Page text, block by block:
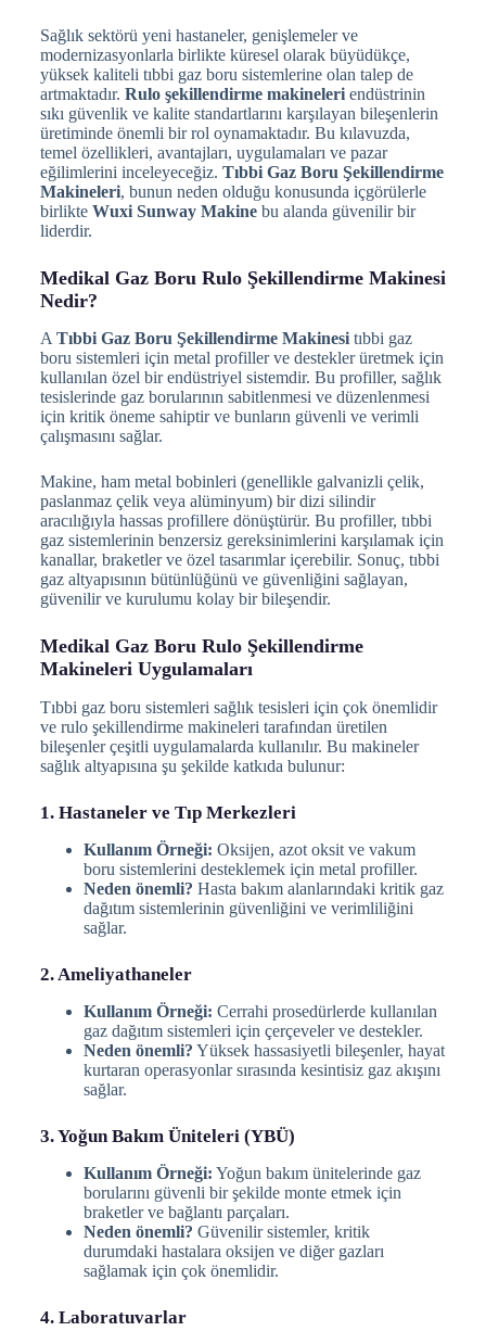
Sağlık sektörü yeni hastaneler, genişlemeler ve
modernizasyonlarla birlikte küresel olarak büyüdükçe,
yüksek kaliteli tıbbi gaz boru sistemlerine olan talep de
artmaktadır. Rulo şekillendirme makineleriendüstrinin
sıkı güvenlik ve kalite standartlarını karşılayan bileşenlerin
üretiminde önemli bir rol oynamaktadır. Bu kılavuzda,
temel özellikleri, avantajları, uygulamaları ve pazar
eğilimlerini inceleyeceğiz. Tıbbi Gaz Boru Şekillendirme
Makineleri, bunun neden olduğu konusunda içgörülerle
birlikte Wuxi Sunway Makinebu alanda güvenilir bir
liderdir.
Medikal Gaz Boru Rulo Şekillendirme Makinesi
Nedir?
A Tıbbi Gaz Boru Şekillendirme Makinesitıbbi gaz
boru sistemleri için metal profiller ve destekler üretmek için
kullanılan özel bir endüstriyel sistemdir. Bu profiller, sağlık
tesislerinde gaz borularının sabitlenmesi ve düzenlenmesi
için kritik öneme sahiptir ve bunların güvenli ve verimli
çalışmasını sağlar.
Makine, ham metal bobinleri (genellikle galvanizli çelik,
paslanmaz çelik veya alüminyum) bir dizi silindir
aracılığıyla hassas profillere dönüştürür. Bu profiller, tıbbi
gaz sistemlerinin benzersiz gereksinimlerini karşılamak için
kanallar, braketler ve özel tasarımlar içerebilir. Sonuç, tıbbi
gaz altyapısının bütünlüğünü ve güvenliğini sağlayan,
güvenilir ve kurulumu kolay bir bileşendir.
Medikal Gaz Boru Rulo Şekillendirme
Makineleri Uygulamaları
Tıbbi gaz boru sistemleri sağlık tesisleri için çok önemlidir
ve rulo şekillendirme makineleri tarafından üretilen
bileşenler çeşitli uygulamalarda kullanılır. Bu makineler
sağlık altyapısına şu şekilde katkıda bulunur:
1. Hastaneler ve Tıp Merkezleri
Kullanım Örneği: Oksijen, azot oksit ve vakum
boru sistemlerini desteklemek için metal profiller.
Neden önemli? Hasta bakım alanlarındaki kritik gaz
dağıtım sistemlerinin güvenliğini ve verimliliğini
sağlar.
2. Ameliyathaneler
Kullanım Örneği: Cerrahi prosedürlerde kullanılan
gaz dağıtım sistemleri için çerçeveler ve destekler.
Neden önemli? Yüksek hassasiyetli bileşenler, hayat
kurtaran operasyonlar sırasında kesintisiz gaz akışını
sağlar.
3. Yoğun Bakım Üniteleri (YBÜ)
Kullanım Örneği: Yoğun bakım ünitelerinde gaz
borularını güvenli bir şekilde monte etmek için
braketler ve bağlantı parçaları.
Neden önemli? Güvenilir sistemler, kritik
durumdaki hastalara oksijen ve diğer gazları
sağlamak için çok önemlidir.
4. Laboratuvarlar